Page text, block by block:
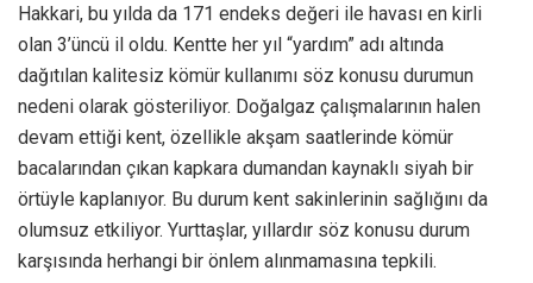
Hakkari, bu yılda da 171 endeks değeri ile havası en kirli
olan 3’üncü il oldu. Kentte her yıl “yardım” adı altında
dağıtılan kalitesiz kömür kullanımı söz konusu durumun
nedeni olarak gösteriliyor. Doğalgaz çalışmalarının halen
devam ettiği kent, özellikle akşam saatlerinde kömür
bacalarından çıkan kapkara dumandan kaynaklı siyah bir
örtüyle kaplanıyor. Bu durum kent sakinlerinin sağlığını da
olumsuz etkiliyor. Yurttaşlar, yıllardır söz konusu durum
karşısında herhangi bir önlem alınmamasına tepkili.